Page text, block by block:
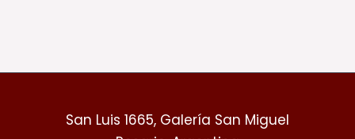
San Luis 1665, Galería San Miguel